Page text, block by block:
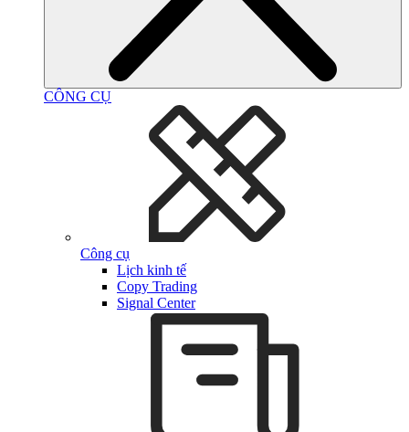
CÔNG CỤ
Công cụ
Lịch kinh tế
Copy Trading
Signal Center